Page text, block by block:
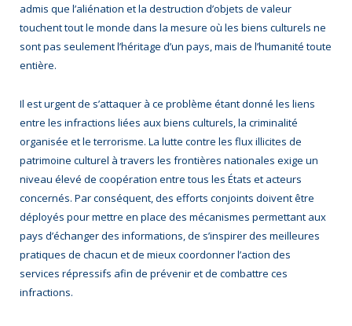
admis que l’aliénation et la destruction d’objets de valeur
touchent tout le monde dans la mesure où les biens culturels ne
sont pas seulement l’héritage d’un pays, mais de l’humanité toute
entière.
Il est urgent de s’attaquer à ce problème étant donné les liens
entre les infractions liées aux biens culturels, la criminalité
organisée et le terrorisme. La lutte contre les flux illicites de
patrimoine culturel à travers les frontières nationales exige un
niveau élevé de coopération entre tous les États et acteurs
concernés. Par conséquent, des efforts conjoints doivent être
déployés pour mettre en place des mécanismes permettant aux
pays d’échanger des informations, de s’inspirer des meilleures
pratiques de chacun et de mieux coordonner l’action des
services répressifs afin de prévenir et de combattre ces
infractions.